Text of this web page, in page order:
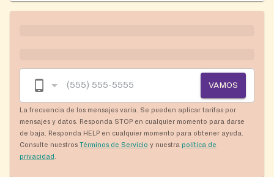
VAMOS
La frecuencia de los mensajes varía. Se pueden aplicar tarifas por
mensajes y datos. Responda STOP en cualquier momento para darse
de baja. Responda HELP en cualquier momento para obtener ayuda.
Consulte nuestros Términos de Servicio y nuestra política de
privacidad